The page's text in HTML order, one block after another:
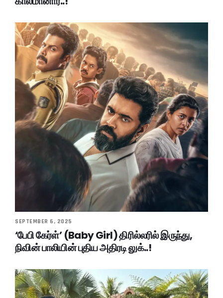
SEPTEMBER 6, 2025
‘பேபி கேர்ள்’ (Baby Girl) திரில்லரில் இருந்து,
நிவின் பாலியின் புதிய அதிரடி லுக்..!